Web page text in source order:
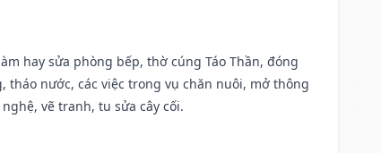
hay sửa phòng bếp, thờ cúng Táo Thần, đóng
tháo nước, các việc trong vụ chăn nuôi, mở thông
vẽ tranh, tu sửa cây cối.